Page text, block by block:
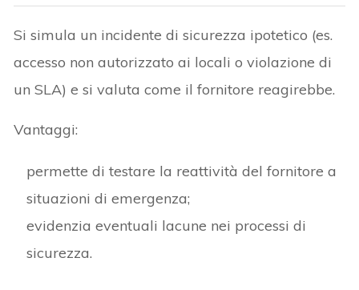
Si simula un incidente di sicurezza ipotetico (es.
accesso non autorizzato ai locali o violazione di
un SLA) e si valuta come il fornitore reagirebbe.
Vantaggi:
permette di testare la reattività del fornitore a
situazioni di emergenza;
evidenzia eventuali lacune nei processi di
sicurezza.